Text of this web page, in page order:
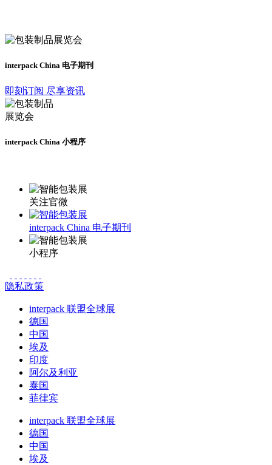
interpack China 电子期刊
即刻订阅 尽享资讯
interpack China 小程序
关注官微
interpack China 电子期刊
小程序
隐私政策
interpack 联盟全球展
德国
中国
埃及
印度
阿尔及利亚
泰国
菲律宾
interpack 联盟全球展
德国
中国
埃及